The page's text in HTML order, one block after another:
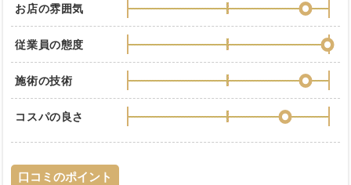
お店の雰囲気
従業員の態度
施術の技術
コスパの良さ
口コミのポイント